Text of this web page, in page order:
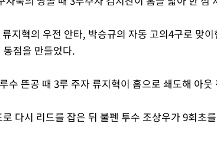
지혁의 우전 안타, 박승규의 자동 고의4구로 맞
점을 만들었다.
수 뜬공 때 3루 주자 류지혁이 홈으로 쇄도해 아웃
다시 리드를 잡은 뒤 불펜 투수 조상우가 9회초